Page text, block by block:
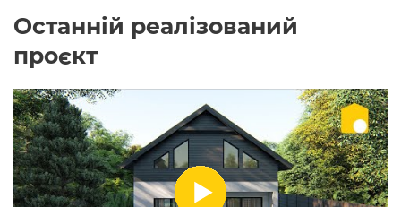
Останній реалізований
проєкт